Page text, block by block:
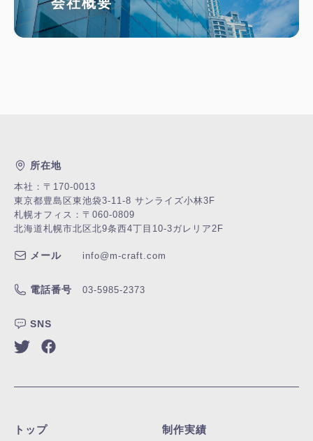
所在地
本社：〒170-0013
東京都豊島区東池袋3-11-8 サンライズ小林3F
札幌オフィス：〒060-0809
北海道札幌市北区北9条西4丁目10-3ガレリア2F
メール info@m-craft.com
電話番号 03-5985-2373
SNS
トップ 制作実績